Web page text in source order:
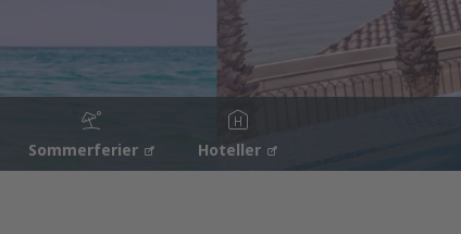
Sommerferier Hoteller